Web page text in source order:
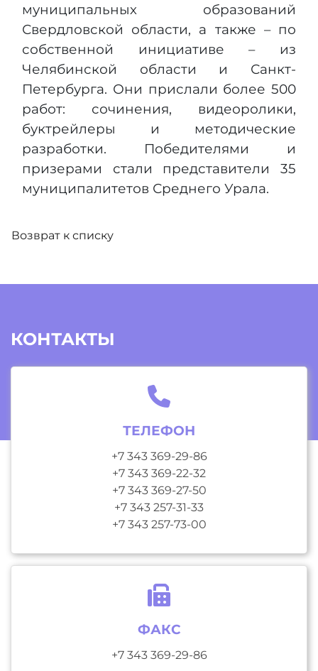
муниципальных образований
Свердловской области, а также – по
собственной инициативе – из
Челябинской области и Санкт-
Петербурга. Они прислали более 500
работ: сочинения, видеоролики,
буктрейлеры и методические
разработки. Победителями и
призерами стали представители 35
муниципалитетов Среднего Урала.
Возврат к списку
КОНТАКТЫ
ТЕЛЕФОН
+7 343 369-29-86
+7 343 369-22-32
+7 343 369-27-50
+7 343 257-31-33
+7 343 257-73-00
ФАКС
+7 343 369-29-86